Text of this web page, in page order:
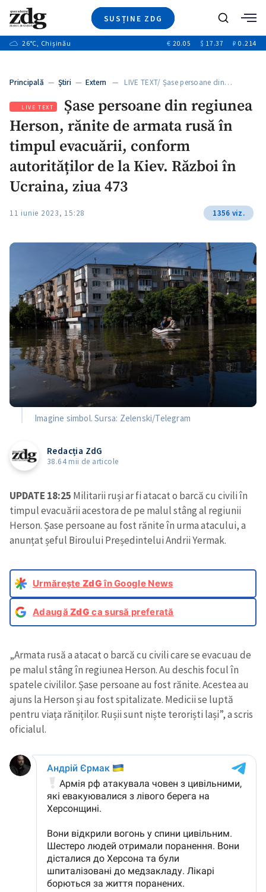
SUSȚINE ZDG
Ştiri
+9
Video
Special
+1
Caută
26°C, Chișinău € 20.05 $ 17.37 ₽ 0.214
Principală — Ştiri — Extern — LIVE TEXT/ Șase persoane din…
LIVE TEXT
Șase persoane din regiunea
Herson, rănite de armata rusă în
timpul evacuării, conform
autorităților de la Kiev. Război în
Ucraina, ziua 473
11 iunie 2023, 15:28 1356 viz.
Imagine simbol. Sursa: Zelenski/Telegram
Redacția ZdG
38.64 mii de articole
UPDATE 18:25 Militarii ruși ar fi atacat o barcă cu civili în
timpul evacuării acestora de pe malul stâng al regiunii
Herson. Șase persoane au fost rănite în urma atacului, a
anunțat șeful Biroului Președintelui Andrii Yermak.
Urmărește ZdGîn Google News
AdaugăZdG ca sursă preferată
„Armata rusă a atacat o barcă cu civili care se evacuau de
pe malul stâng în regiunea Herson. Au deschis focul în
spatele civililor. Șase persoane au fost rănite. Acestea au
ajuns la Herson și au fost spitalizate. Medicii se luptă
pentru viața răniților. Rușii sunt niște teroriști lași”, a scris
oficialul.